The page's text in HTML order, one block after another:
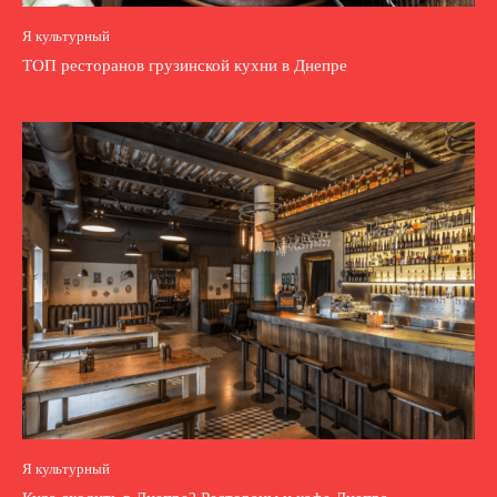
Я культурный
ТОП ресторанов грузинской кухни в Днепре
Я культурный